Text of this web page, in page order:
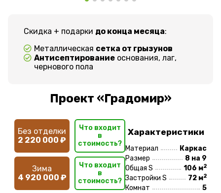
Скидка + подарки до конца месяца:
Металлическая сетка от грызунов
Антисептированиеоснования, лаг,
чернового пола
Проект «Градомир»
Без отделки
2 220 000 ₽
Что входит
в
стоимость?
Зима
4 920 000 ₽
Что входит
в
стоимость?
Характеристики
Материал
Каркас
Размер
8 на 9
Общая S
106 м2
Застройки S 72 м2
Комнат
5